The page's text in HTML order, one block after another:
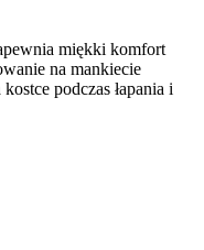
miękki komfort
na mankiecie
podczas łapania i